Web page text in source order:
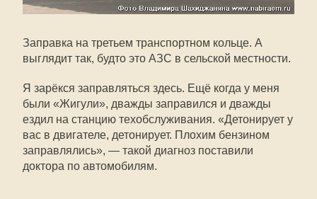
Заправка на третьем транспортном кольце. А
выглядит так, будто это АЗС в сельской местности.
Я зарёкся заправляться здесь. Ещё когда у меня
были «Жигули», дважды заправился и дважды
ездил на станцию техобслуживания. «Детонирует у
вас в двигателе, детонирует. Плохим бензином
заправлялись», — такой диагноз поставили
доктора по автомобилям.